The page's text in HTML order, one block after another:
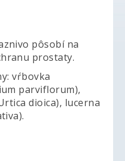
pôsobí na
prostaty.
vŕbovka
parviflorum),
dioica), lucerna